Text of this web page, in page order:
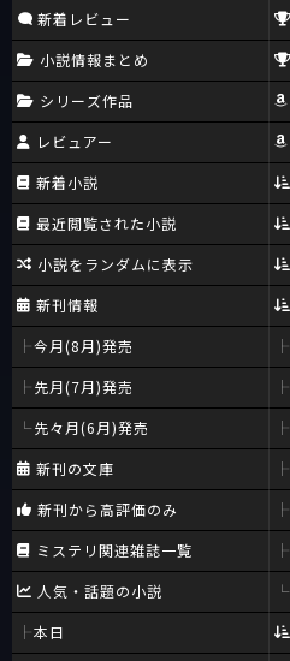
新着レビュー
小説情報まとめ
シリーズ作品
レビュアー
新着小説
最近閲覧された小説
小説をランダムに表示
新刊情報
今月(8月)発売
先月(7月)発売
先々月(6月)発売
新刊の文庫
新刊から高評価のみ
ミステリ関連雑誌一覧
人気・話題の小説
本日